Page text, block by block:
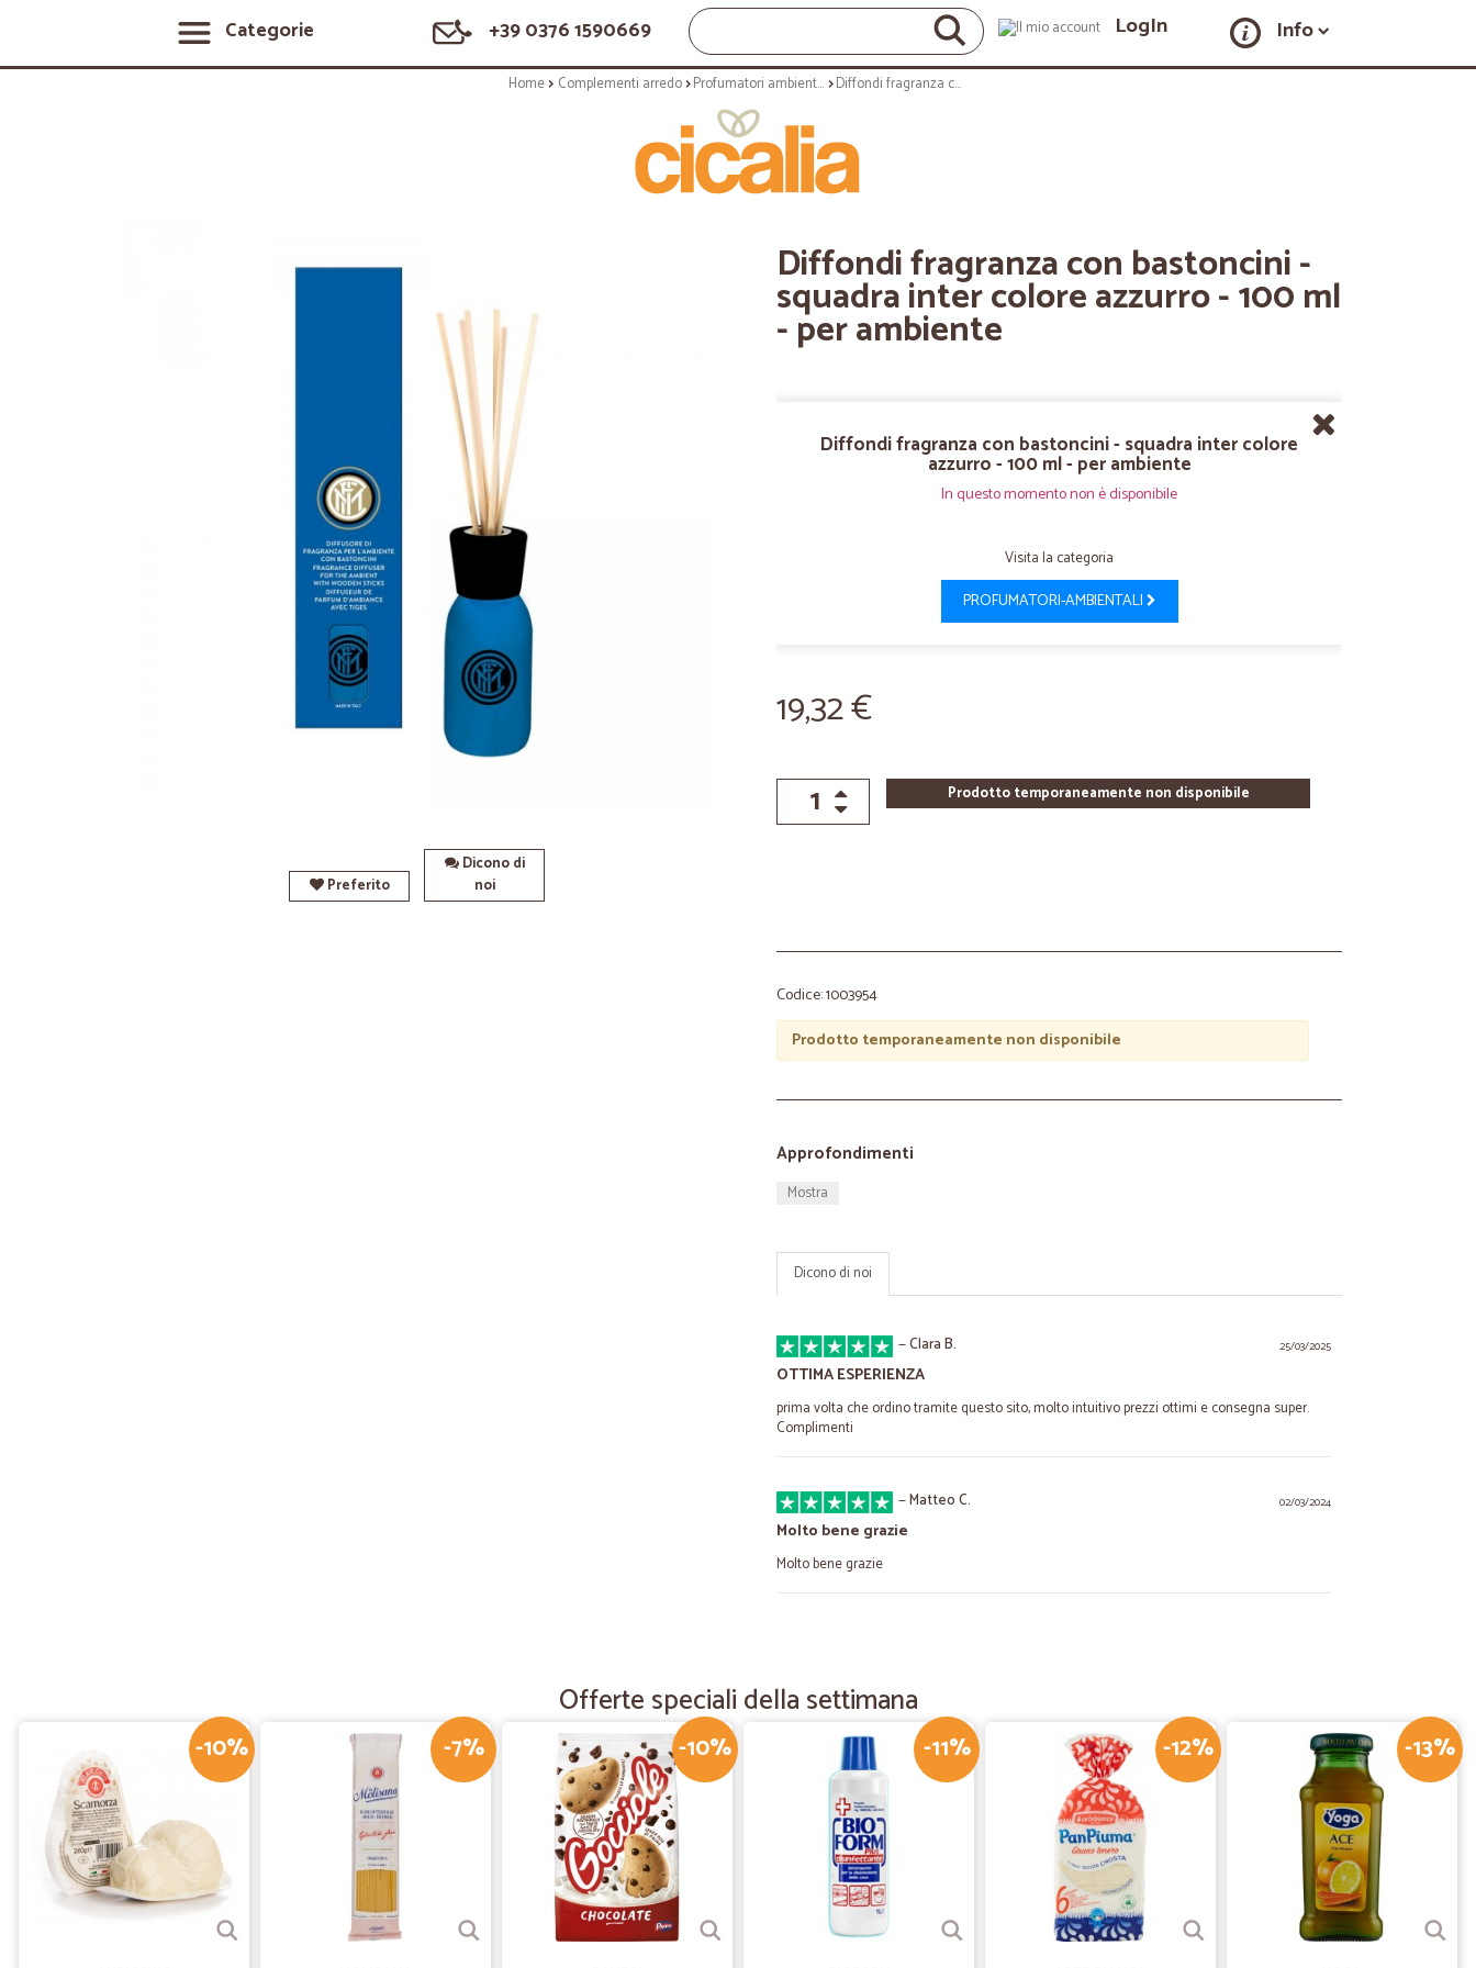
Categorie +39 0376 1590669 LogIn Info
Home Complementi arredo Profumatori ambientali Diffondi fragranza con bastoncini - squadra inter colore azzurro - 100 ml - per ambiente
Preferito
Dicono di
noi
Diffondi fragranza con bastoncini -
squadra inter colore azzurro - 100 ml
- per ambiente
Diffondi fragranza con bastoncini - squadra inter colore
azzurro - 100 ml - per ambiente
In questo momento non è disponibile
Visita la categoria
PROFUMATORI-AMBIENTALI
19,32 €
Prodotto temporaneamente non disponibile
Codice: 1003954
Prodotto temporaneamente non disponibile
Approfondimenti
Mostra
Dicono di noi
25/03/2025
—Clara B.
OTTIMA ESPERIENZA
prima volta che ordino tramite questo sito, molto intuitivo prezzi ottimi e consegna super.
Complimenti
02/03/2024
—Matteo C.
Molto bene grazie
Molto bene grazie
La qualità delle lasagne è davvero ottima. Inoltre la spedizione è stata rapida e
perfettamente nei tempi dichiarati.
25/02/2023
tutto ok secondo le aspettative
tutto ok secondo le aspettative
03/05/2021
Danilo L.
Offerte speciali della settimana
-10% -7% -10% -11% -12% -13%